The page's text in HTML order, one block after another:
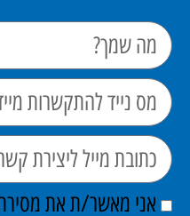
אני מאשר/ת את